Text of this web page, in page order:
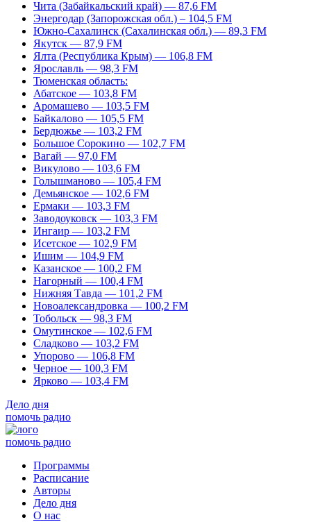
Чита (Забайкальский край) — 87,6 FM
Энергодар (Запорожская обл.) – 104,5 FM
Южно-Сахалинск (Сахалинская обл.) — 89,3 FM
Якутск — 87,9 FM
Ялта (Республика Крым) — 106,8 FM
Ярославль — 98,3 FM
Тюменская область:
Абатское — 103,8 FM
Аромашево — 103,5 FM
Байкалово — 105,5 FM
Бердюжье — 103,2 FM
Большое Сорокино — 102,7 FM
Вагай — 97,0 FM
Викулово — 103,6 FM
Голышманово — 105,4 FM
Демьянское — 102,6 FM
Ермаки — 103,3 FM
Заводоуковск — 103,3 FM
Ингаир — 103,2 FM
Исетское — 102,9 FM
Ишим — 104,9 FM
Казанское — 100,2 FM
Нагорный — 100,4 FM
Нижняя Тавда — 101,2 FM
Новоалександровка — 100,2 FM
Тобольск — 98,3 FM
Омутинское — 102,6 FM
Сладково — 103,2 FM
Упорово — 106,8 FM
Черное — 100,3 FM
Ярково — 103,4 FM
Дело дня
помочь радио
помочь радио
Программы
Расписание
Авторы
Дело дня
О нас